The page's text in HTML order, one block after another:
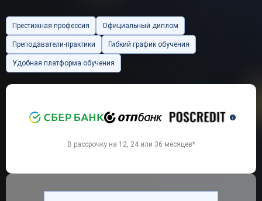
Престижная профессия Официальный диплом
Преподаватели-практики Гибкий график обучения
Удобная платформа обучения
В рассрочку на 12, 24 или 36 месяцев*